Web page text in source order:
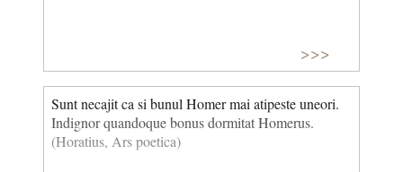
>>>
Sunt necajit ca si bunul Homer mai atipeste uneori.
Indignor quandoque bonus dormitat Homerus.
(Horatius, Ars poetica)